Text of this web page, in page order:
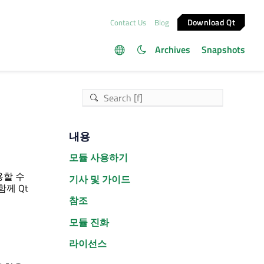
Contact Us Blog Download Qt
Archives Snapshots
수
께 Qt
내용
모듈 사용하기
기사 및 가이드
참조
모듈 진화
라이선스